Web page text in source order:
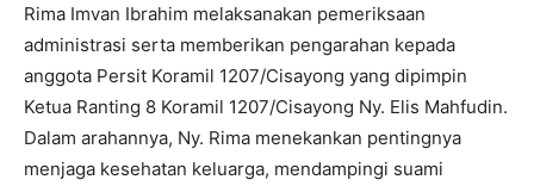
Rima Imvan Ibrahim melaksanakan pemeriksaan
administrasi serta memberikan pengarahan kepada
anggota Persit Koramil 1207/Cisayong yang dipimpin
Ketua Ranting 8 Koramil 1207/Cisayong Ny. Elis Mahfudin.
Dalam arahannya, Ny. Rima menekankan pentingnya
menjaga kesehatan keluarga, mendampingi suami